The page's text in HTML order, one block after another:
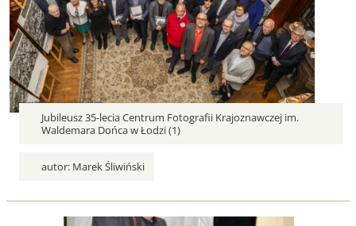
opis
Jubileusz 35-lecia Centrum Fotografii Krajoznawczej im.
Waldemara Dońca w Łodzi (1)
autor: Marek Śliwiński